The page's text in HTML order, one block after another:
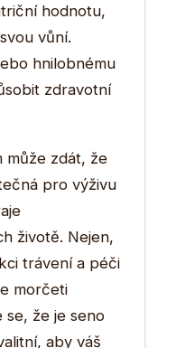
hodnotu,
vůní.
hnilobnému
zdravotní
může zdát, že
pro výživu
životě. Nejen,
trávení a péči
morčeti
se, že je seno
aby váš